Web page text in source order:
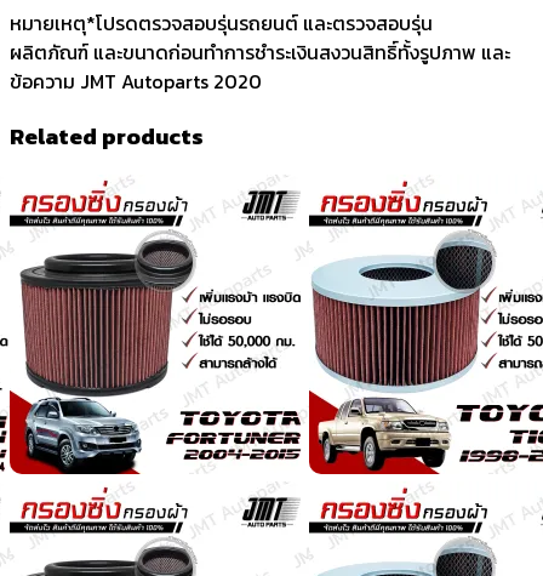
หมายเหตุ*โปรดตรวจสอบรุ่นรถยนต์ และตรวจสอบรุ่น
ผลิตภัณฑ์ และขนาดก่อนทำการชำระเงินสงวนสิทธิ์ทั้งรูปภาพ และ
ข้อความ JMT Autoparts 2020
Related products